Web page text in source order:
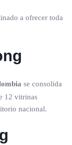
a ofrecer toda
se consolida
12 vitrinas
nacional.